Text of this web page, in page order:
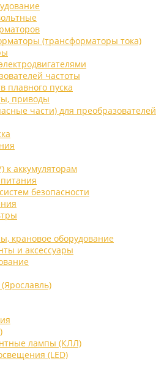
(трансформаторы тока)
частоты
плавного пуска
приводы
части) для преобразователей
к аккумуляторам
безопасности
крановое оборудование
и аксессуары
лампы (КЛЛ)
(LED)